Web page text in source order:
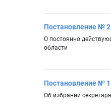
Постановление №
О постоянно
области
Постановление №
Об избрании